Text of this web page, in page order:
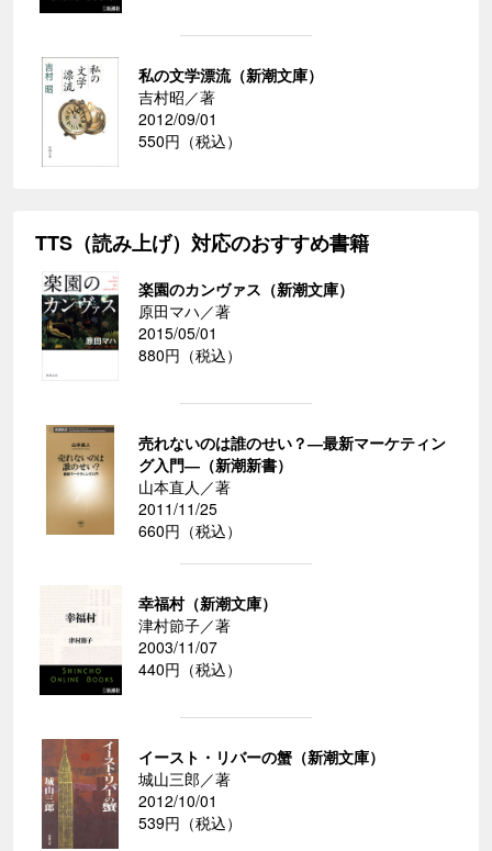
私の文学漂流（新潮文庫）
吉村昭／著
2012/09/01
550円（税込）
TTS（読み上げ）対応のおすすめ書籍
楽園のカンヴァス（新潮文庫）
原田マハ／著
2015/05/01
880円（税込）
売れないのは誰のせい？―最新マーケティン
グ入門―（新潮新書）
山本直人／著
2011/11/25
660円（税込）
幸福村（新潮文庫）
津村節子／著
2003/11/07
440円（税込）
イースト・リバーの蟹（新潮文庫）
城山三郎／著
2012/10/01
539円（税込）